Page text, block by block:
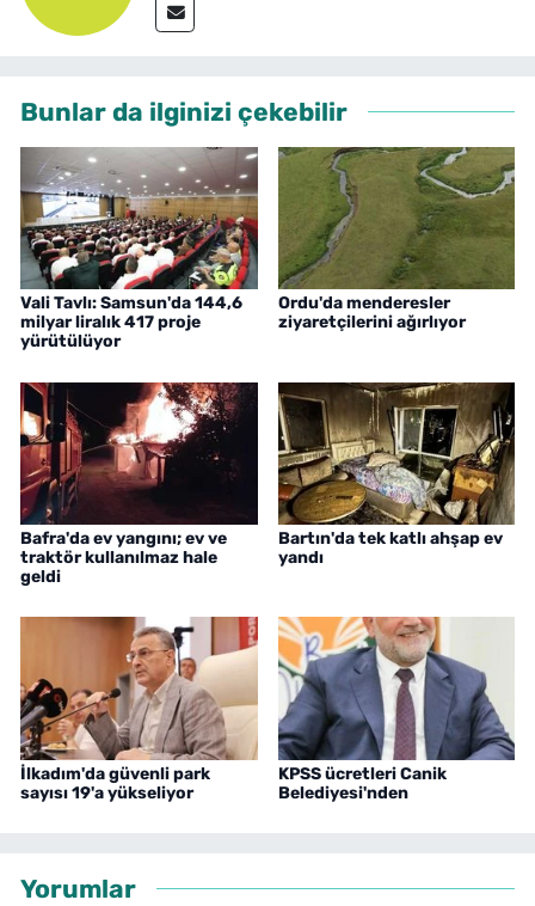
Bunlar da ilginizi çekebilir
Vali Tavlı: Samsun'da 144,6
milyar liralık 417 proje
yürütülüyor
Ordu'da menderesler
ziyaretçilerini ağırlıyor
Bafra'da ev yangını; ev ve
traktör kullanılmaz hale
geldi
Bartın'da tek katlı ahşap ev
yandı
İlkadım'da güvenli park
sayısı 19'a yükseliyor
KPSS ücretleri Canik
Belediyesi'nden
Yorumlar